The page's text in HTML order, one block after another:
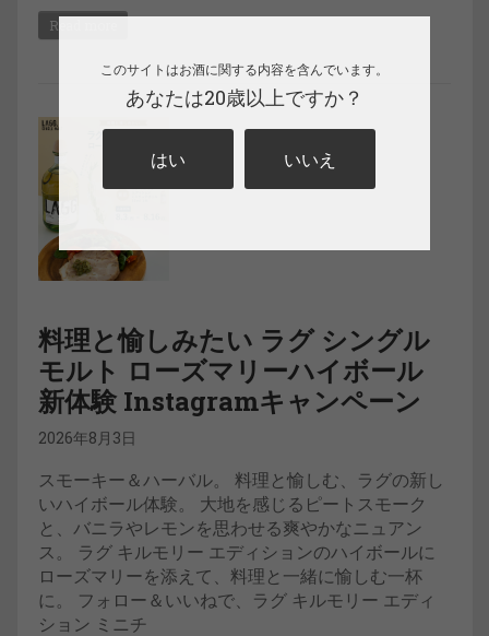
Read more
料理と愉しみたい ラグ シングル
モルト ローズマリーハイボール
新体験 Instagramキャンペーン
2026年8月3日
スモーキー＆ハーバル。 料理と愉しむ、ラグの新し
いハイボール体験。 大地を感じるピートスモーク
と、バニラやレモンを思わせる爽やかなニュアン
ス。 ラグ キルモリー エディションのハイボールに
ローズマリーを添えて、料理と一緒に愉しむ一杯
に。 フォロー＆いいねで、ラグ キルモリー エディ
ション ミニチ
このサイトはお酒に関する内容を含んでいます。
あなたは20歳以上ですか？
はい いいえ